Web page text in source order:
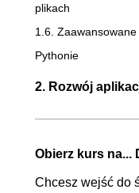
plikach
1.6.
Pythonie
2. Rozwój
2.2. Przygotowanie
środowiska
Obierz kurs na...
Chcesz wejść do